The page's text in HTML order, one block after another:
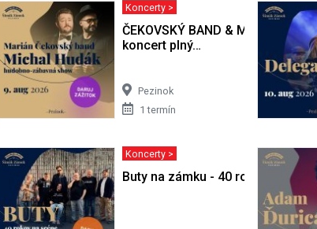
Koncerty >
ČEKOVSKÝ BAND & MICHAL
koncert plný…
Pezinok
1 termín
Koncerty >
Buty na zámku - 40 rokov na